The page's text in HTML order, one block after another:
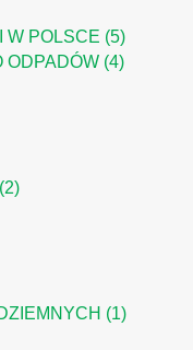
W POLSCE (5)
ODPADÓW (4)
(2)
(1)